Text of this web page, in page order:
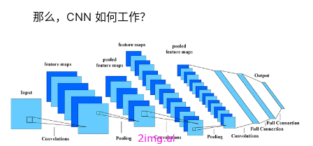
那么，CNN 如何工作？